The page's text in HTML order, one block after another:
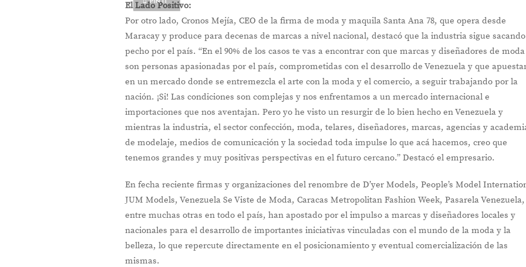
El Lado Positivo:
Por otro lado, Cronos Mejía, CEO de la firma de moda y maquila Santa Ana 78, que opera desde
Maracay y produce para decenas de marcas a nivel nacional, destacó que la industria sigue
pecho por el país. “En el 90% de los casos te vas a encontrar con que marcas y diseñadores de moda
son personas apasionadas por el país, comprometidas con el desarrollo de Venezuela y que
en un mercado donde se entremezcla el arte con la moda y el comercio, a seguir trabajando por la
nación. ¡Si! Las condiciones son complejas y nos enfrentamos a un mercado internacional e
importaciones que nos aventajan. Pero yo he visto un resurgir de lo bien hecho en Venezuela y
mientras la industria, el sector confección, moda, telares, diseñadores, marcas, agencias y
de modelaje, medios de comunicación y la sociedad toda impulse lo que acá hacemos, creo que
tenemos grandes y muy positivas perspectivas en el futuro cercano.” Destacó el empresario.
En fecha reciente firmas y organizaciones del renombre de D’yer Models, People’s Model
JUM Models, Venezuela Se Viste de Moda, Caracas Metropolitan Fashion Week, Pasarela Venezuela,
entre muchas otras en todo el país, han apostado por el impulso a marcas y diseñadores locales y
nacionales para el desarrollo de importantes iniciativas vinculadas con el mundo de la moda y la
belleza, lo que repercute directamente en el posicionamiento y eventual comercialización de las
mismas.